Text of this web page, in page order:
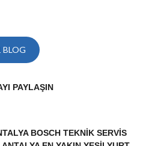
BLOG
PAYLAŞIN
BOSCH TEKNIK SERVIS